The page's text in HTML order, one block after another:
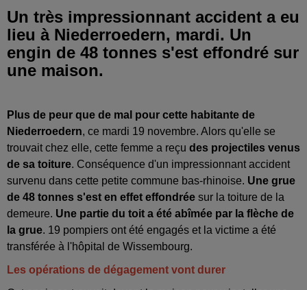
Un très impressionnant accident a eu
lieu à Niederroedern, mardi. Un
engin de 48 tonnes s'est effondré sur
une maison.
Plus de peur que de mal pour cette habitante de
Niederroedern, ce mardi 19 novembre. Alors qu'elle se
trouvait chez elle, cette femme a reçu des projectiles venus
de sa toiture. Conséquence d'un impressionnant accident
survenu dans cette petite commune bas-rhinoise. Une grue
de 48 tonnes s'est en effet effondrée sur la toiture de la
demeure. Une partie du toit a été abîmée par la flèche de
la grue. 19 pompiers ont été engagés et la victime a été
transférée à l'hôpital de Wissembourg.
Les opérations de dégagement vont durer